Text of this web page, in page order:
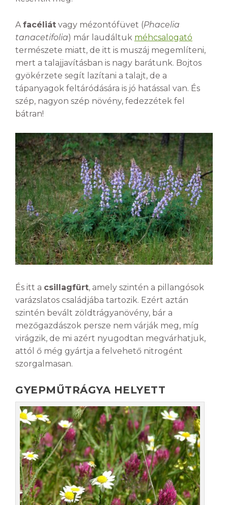
A facéliát vagy mézontófüvet (Phacelia
tanacetifolia) már laudáltuk méhcsalogató
természete miatt, de itt is muszáj megemlíteni,
mert a talajjavításban is nagy barátunk. Bojtos
gyökérzete segít lazítani a talajt, de a
tápanyagok feltáródására is jó hatással van. És
szép, nagyon szép növény, fedezzétek fel
bátran!
És itt a csillagfürt, amely szintén a pillangósok
varázslatos családjába tartozik. Ezért aztán
szintén bevált zöldtrágyanövény, bár a
mezőgazdászok persze nem várják meg, míg
virágzik, de mi azért nyugodtan megvárhatjuk,
attól ő még gyártja a felvehető nitrogént
szorgalmasan.
GYEPMŰTRÁGYA HELYETT